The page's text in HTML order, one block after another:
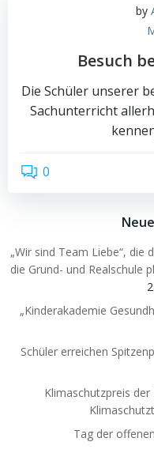
by
Besuch
Die Schüler unserer
Sachunterricht
0
„Wir sind Team Liebe“, die
die Grund- und Realschule
„Kinderakademie
Schüler erreichen
Klimaschutzpreis
Tag der